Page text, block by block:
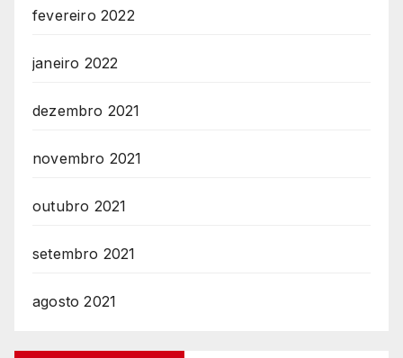
fevereiro 2022
janeiro 2022
dezembro 2021
novembro 2021
outubro 2021
setembro 2021
agosto 2021